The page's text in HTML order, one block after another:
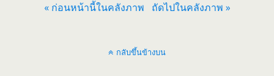
« ก่อนหน้านี้ในคลังภาพ ถัดไปในคลังภาพ »
กลับขึ้นข้างบน